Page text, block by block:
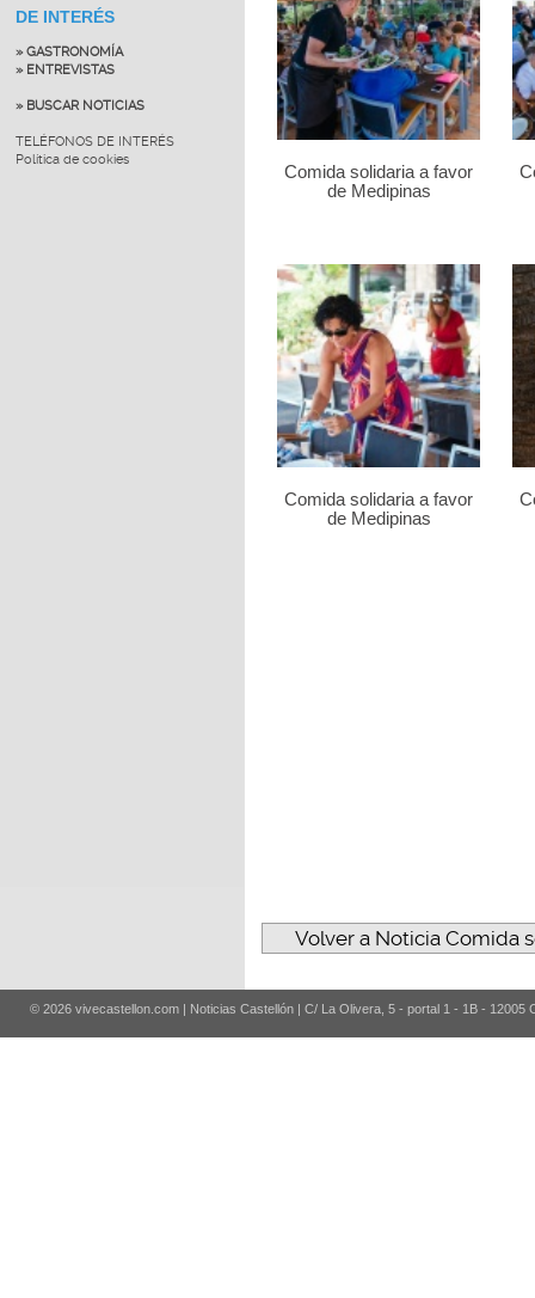
DE INTERÉS
» GASTRONOMÍA
» ENTREVISTAS
» BUSCAR NOTICIAS
TELÉFONOS DE INTERÉS
Política de cookies
Comida solidaria a favor
de Medipinas
Comida solidaria a favor
de Medipinas
Volver a Noticia Comida
© 2026 vivecastellon.com | Noticias Castellón | C/ La Olivera, 5 - portal 1 - 1B - 12005